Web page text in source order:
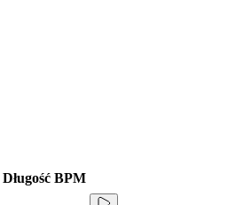
Długość BPM